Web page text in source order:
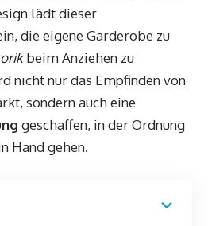
lädt dieser
die eigene Garderobe zu
beim Anziehen zu
nicht nur das Empfinden von
sondern auch eine
geschaffen, in der Ordnung
Hand gehen.